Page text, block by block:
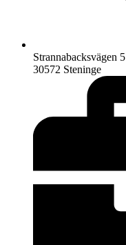
Strannabacksvägen 5
30572 Steninge